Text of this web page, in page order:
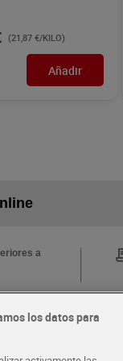
(21,87 €/KILO)
Añadir
a
los datos para